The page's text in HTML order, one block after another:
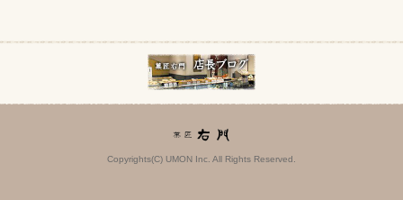
Copyrights(C) UMON Inc. All Rights Reserved.